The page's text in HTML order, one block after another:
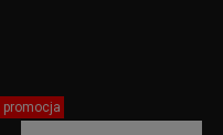
promocja